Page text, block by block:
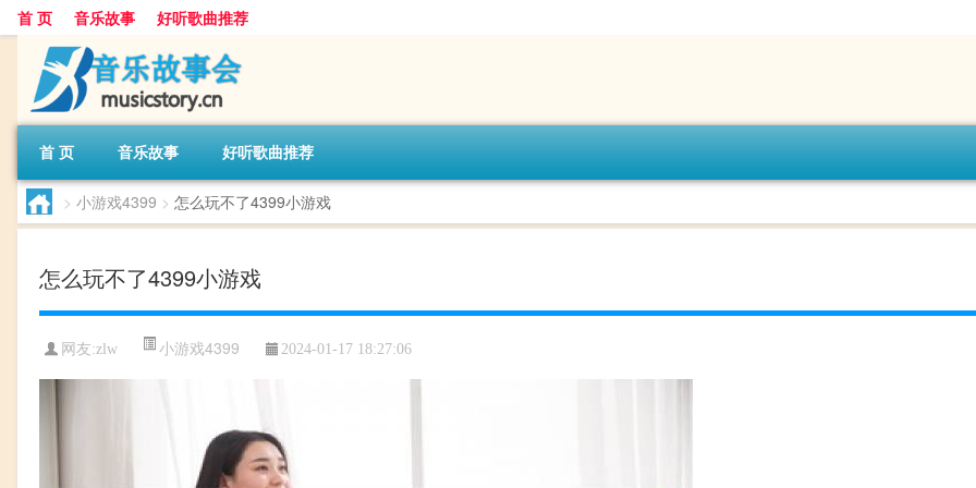
首 页 音乐故事 好听歌曲推荐
首 页 音乐故事 好听歌曲推荐
> 小游戏4399 > 怎么玩不了4399小游戏
怎么玩不了4399小游戏
网友:zlw 小游戏4399 2024-01-17 18:27:06